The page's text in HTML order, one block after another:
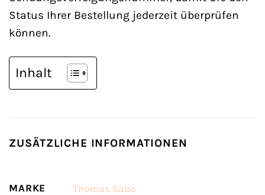
Status Ihrer Bestellung jederzeit überprüfen
können.
Inhalt
ZUSÄTZLICHE INFORMATIONEN
MARKE Thomas Sabo